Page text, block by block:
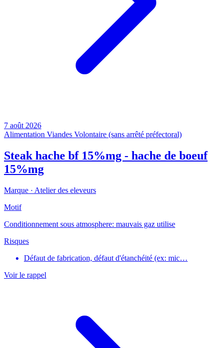
7 août 2026
Alimentation Viandes Volontaire (sans arrêté préfectoral)
Steak hache bf 15%mg - hache de boeuf
15%mg
Marque · Atelier des eleveurs
Motif
Conditionnement sous atmosphere: mauvais gaz utilise
Risques
Défaut de fabrication, défaut d'étanchéité (ex: mic…
Voir le rappel